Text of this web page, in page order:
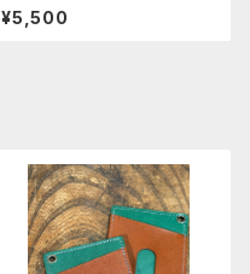
ブルー REDBROWN レッド
ブラウン さざなみいんこ 栃
¥5,500